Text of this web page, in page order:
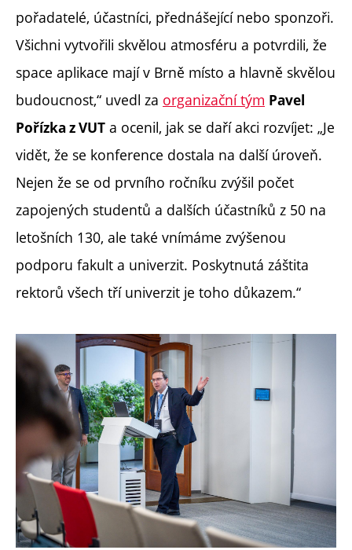
pořadatelé, účastníci, přednášející nebo sponzoři.
Všichni vytvořili skvělou atmosféru a potvrdili, že
space aplikace mají v Brně místo a hlavně skvělou
budoucnost,“ uvedl za organizační tým Pavel
Pořízka z VUT a ocenil, jak se daří akci rozvíjet: „Je
vidět, že se konference dostala na další úroveň.
Nejen že se od prvního ročníku zvýšil počet
zapojených studentů a dalších účastníků z 50 na
letošních 130, ale také vnímáme zvýšenou
podporu fakult a univerzit. Poskytnutá záštita
rektorů všech tří univerzit je toho důkazem.“